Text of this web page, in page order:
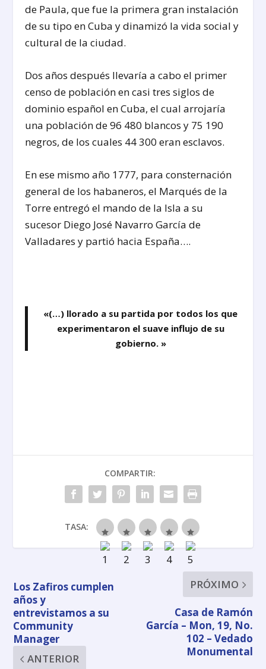
de Paula, que fue la primera gran instalación
de su tipo en Cuba y dinamizó la vida social y
cultural de la ciudad.
Dos años después llevaría a cabo el primer
censo de población en casi tres siglos de
dominio español en Cuba, el cual arrojaría
una población de 96 480 blancos y 75 190
negros, de los cuales 44 300 eran esclavos.
En ese mismo año 1777, para consternación
general de los habaneros, el Marqués de la
Torre entregó el mando de la Isla a su
sucesor Diego José Navarro García de
Valladares y partió hacia España….
«(…) llorado a su partida por todos los que
experimentaron el suave influjo de su
gobierno. »
COMPARTIR:
TASA:
Los Zafiros cumplen
años y
entrevistamos a su
Community
Manager
ANTERIOR
PRÓXIMO
Casa de Ramón
García – Mon, 19, No.
102 – Vedado
Monumental